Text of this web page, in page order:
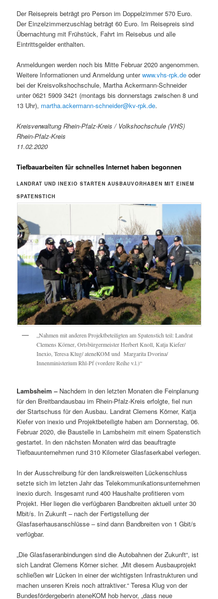
Der Reisepreis beträgt pro Person im Doppelzimmer 570 Euro.
Der Einzelzimmerzuschlag beträgt 60 Euro. Im Reisepreis sind
Übernachtung mit Frühstück, Fahrt im Reisebus und alle
Eintrittsgelder enthalten.
Anmeldungen werden noch bis Mitte Februar 2020 angenommen.
Weitere Informationen und Anmeldung unterwww.vhs-rpk.de oder
bei der Kreisvolkshochschule, Martha Ackermann-Schneider
unter 0621 5909 3421 (montags bis donnerstags zwischen 8 und
13 Uhr), martha.ackermann-schneider@kv-rpk.de.
Kreisverwaltung Rhein-Pfalz-Kreis / Volkshochschule (VHS)
Rhein-Pfalz-Kreis
11.02.2020
Tiefbauarbeiten für schnelles Internet haben begonnen
LANDRAT UND INEXIO STARTEN AUSBAUVORHABEN MIT EINEM
SPATENSTICH
„Nahmen mit anderen Projektbeteiligten am Spatenstich teil: Landrat
Clemens Körner, Ortsbürgermeister Herbert Knoll, Katja Kiefer/
Inexio, Teresa Klug/ ateneKOM und Margarita Dvorina/
Innenministerium Rhl-Pf (vordere Reihe v.l.)“
Lambsheim – Nachdem in den letzten Monaten die Feinplanung
für den Breitbandausbau im Rhein-Pfalz-Kreis erfolgte, fiel nun
der Startschuss für den Ausbau. Landrat Clemens Körner, Katja
Kiefer von inexio und Projektbeteiligte haben am Donnerstag, 06.
Februar 2020, die Baustelle in Lambsheim mit einem Spatenstich
gestartet. In den nächsten Monaten wird das beauftragte
Tiefbauunternehmen rund 310 Kilometer Glasfaserkabel verlegen.
In der Ausschreibung für den landkreisweiten Lückenschluss
setzte sich im letzten Jahr das Telekommunikationsunternehmen
inexio durch. Insgesamt rund 400 Haushalte profitieren vom
Projekt. Hier liegen die verfügbaren Bandbreiten aktuell unter 30
Mbit/s. In Zukunft – nach der Fertigstellung der
Glasfaserhausanschlüsse – sind dann Bandbreiten von 1 Gbit/s
verfügbar.
„Die Glasfaseranbindungen sind die Autobahnen der Zukunft“, ist
sich Landrat Clemens Körner sicher. „Mit diesem Ausbauprojekt
schließen wir Lücken in einer der wichtigsten Infrastrukturen und
machen unseren Kreis noch attraktiver.“ Teresa Klug von der
Bundesfördergeberin ateneKOM hob hervor, „dass neue